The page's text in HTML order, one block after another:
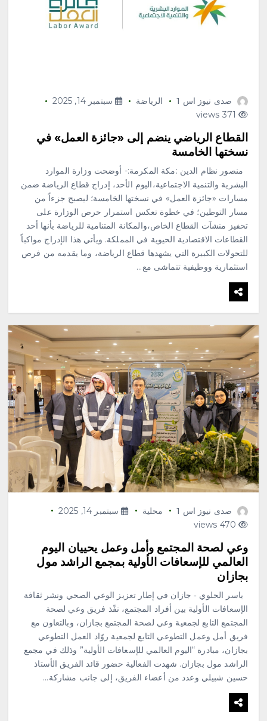
صدى نيوز اس 1 الرياضة
سبتمبر 14, 2025
371 views
القطاع الرياضي ينضم إلى «جائزة العمل» في
نسختها الخامسة
منصور نظام الدين :مكة المكرمة:- أوضحت وزارة الموارد
البشرية والتنمية الاجتماعية،اليوم الأحد، إدراج قطاع الرياضة ضمن
مسارات «جائزة العمل» في نسختها الخامسة؛ ليصبح جزءاً من
مسار التوطين؛ في خطوة تعكس استمرار حرص الوزارة على
تحفيز منشآت القطاع الخاص،والمكانة المتنامية للرياضة بأنها أحد
القطاعات الاقتصادية الحيوية في المملكة. ‎ويأتي هذا الإدراج مواكباً
للتحولات الكبيرة التي يشهدها قطاع الرياضة، وما يقدمه من فرص
استثمارية ووظيفية تتماشى مع…
صدى نيوز اس 1 محلية
سبتمبر 14, 2025
470 views
وعي لصحة المجتمع وأمل وعمل يحييان اليوم
العالمي للإسعافات الأولية بمجمع الراشد مول
بجازان
ياسر الحلوي ‐ جازان في إطار تعزيز الوعي الصحي ونشر ثقافة
الإسعافات الأولية بين أفراد المجتمع، نفّذ فريق وعي لصحة
المجتمع التابع لجمعية وعي لصحة المجتمع بجازان، وبالتعاون مع
فريق أمل وعمل التطوعي التابع لجمعية روّاد العمل التطوعي
بجازان، مبادرة “اليوم العالمي للإسعافات الأولية” وذلك في مجمع
الراشد مول بجازان. شهدت الفعالية حضور قائد الفريق الأستاذ
حسين شبيلي وعدد من أعضاء الفريق، إلى جانب مشاركة…